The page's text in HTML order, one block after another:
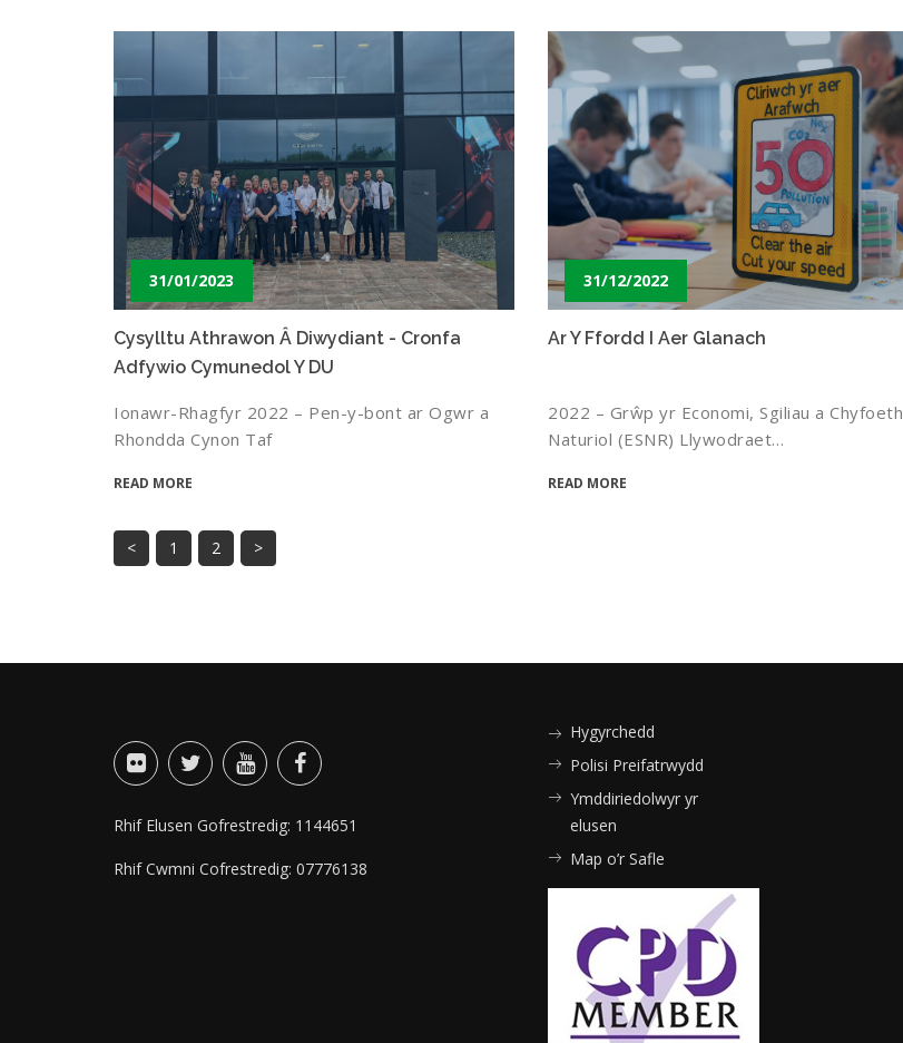
31/01/2023
Cysylltu Athrawon Â Diwydiant - Cronfa
Adfywio Cymunedol Y DU
Ionawr-Rhagfyr 2022 – Pen-y-bont ar Ogwr a
Rhondda Cynon Taf
READ MORE
31/12/2022
Ar Y Ffordd I Aer Glanach
2022 – Grŵp yr Economi, Sgiliau a Chyfoeth
Naturiol (ESNR) Llywodraet…
READ MORE
< 1 2 >
Rhif Elusen Gofrestredig: 1144651
Rhif Cwmni Cofrestredig: 07776138
Hygyrchedd
Polisi Preifatrwydd
Ymddiriedolwyr yr
elusen
Map o’r Safle